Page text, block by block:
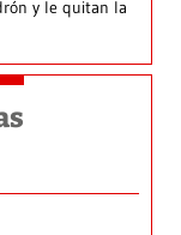
y le quitan la